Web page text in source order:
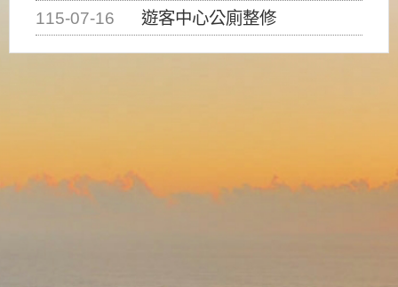
115-07-16
遊客中心公廁整修